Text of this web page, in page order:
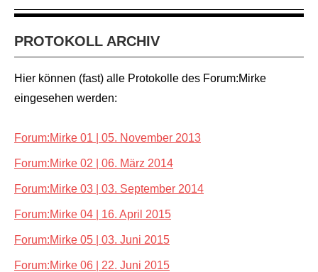
PROTOKOLL ARCHIV
Hier können (fast) alle Protokolle des Forum:Mirke
eingesehen werden:
Forum:Mirke 01 | 05. November 2013
Forum:Mirke 02 | 06. März 2014
Forum:Mirke 03 | 03. September 2014
Forum:Mirke 04 | 16. April 2015
Forum:Mirke 05 | 03. Juni 2015
Forum:Mirke 06 | 22. Juni 2015